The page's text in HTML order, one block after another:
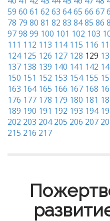
59 60 61 62 63 6465 66 67
78 79 80 81 82 83 8485 86
9798 99 100 101 102 103
111 112 113 114 115 116
124 125 126 127 128 129
137 138 139 140 141 142
150 151 152 153 154 155
163 164 165 166 167 168
176 177 178 179 180 181
189 190 191 192 193 194
202 203 204 205 206 207
215 216 217